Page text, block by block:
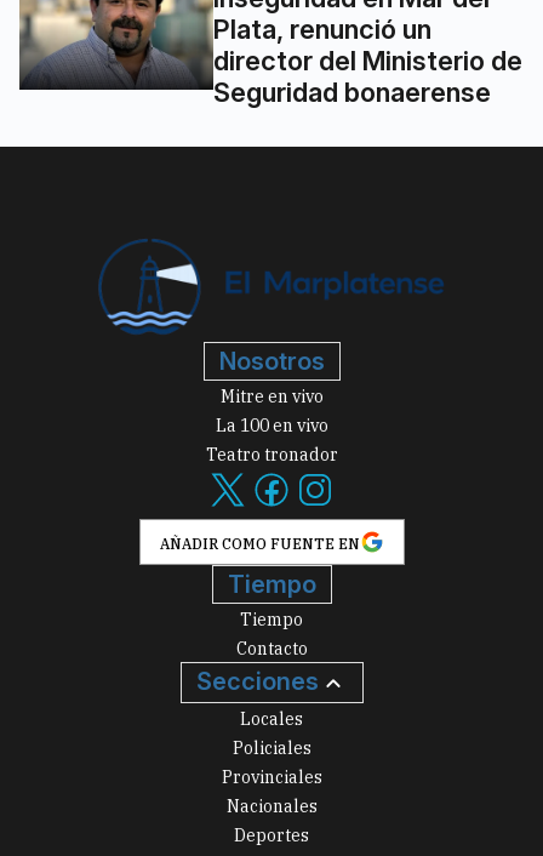
Plata, renunció un
director del Ministerio de
Seguridad bonaerense
Nosotros
Mitre en vivo
La 100 en vivo
Teatro tronador
AÑADIR COMO FUENTE EN
Tiempo
Tiempo
Contacto
Secciones
Locales
Policiales
Provinciales
Nacionales
Deportes